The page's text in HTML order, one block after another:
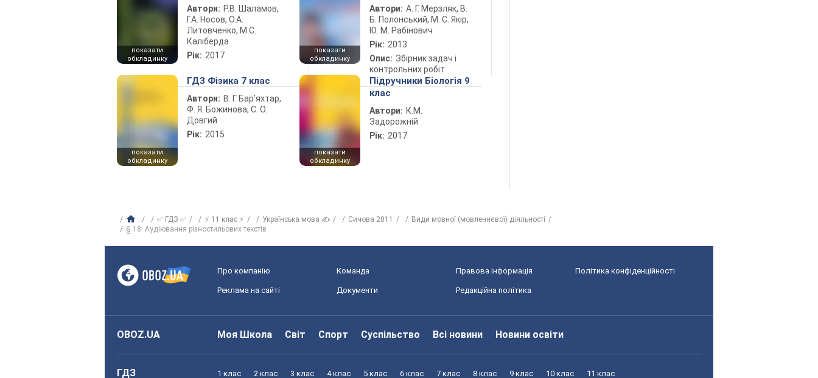
показати
обкладинку
Автори: Р.В. Шаламов,
Г.А. Носов, О.А.
Литовченко, М.С.
Каліберда
Рік: 2017
показати
обкладинку
Автори: А. Г. Мерзляк, В.
Б. Полонський, М. С. Якір,
Ю. М. Рабінович
Рік: 2013
Опис: Збірник задач і
контрольних робіт
показати
обкладинку
ГДЗ Фізика 7 клас
Автори: В. Г. Бар’яхтар,
Ф. Я. Божинова, С. О.
Довгий
Рік: 2015
показати
обкладинку
Підручники Біологія 9
клас
Автори: К.М.
Задорожній
Рік: 2017
✅ ГДЗ ✅ ⚡ 11 клас ⚡ Українська мова ✍ Сичова 2011
Види мовної (мовленнєвої) діяльності
§ 18. Аудіювання різностильових текстів
Про компанію Команда Правова інформація Політика конфіденційності
Реклама на сайті Документи Редакційна політика
OBOZ.UA Моя Школа Світ Спорт Суспільство Всі новини Новини освіти
ГДЗ 1 клас 2 клас 3 клас 4 клас 5 клас 6 клас 7 клас 8 клас 9 клас 10 клас 11 клас